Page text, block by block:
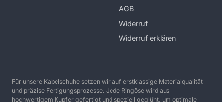
AGB
Widerruf
Widerruf erklären
Für unsere Kabelschuhe setzen wir auf erstklassige Materialqualität
und präzise Fertigungsprozesse. Jede Ringöse wird aus
hochwertigem Kupfer gefertigt und speziell geglüht, um optimale